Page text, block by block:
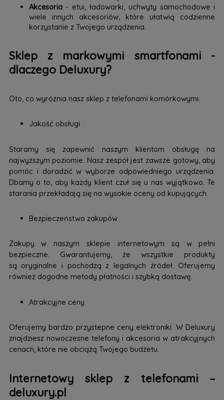
Akcesoria- etui, ładowarki, uchwyty samochodowe i
wiele innych akcesoriów, które ułatwią codzienne
korzystanie z Twojego urządzenia.
Sklep z markowymi smartfonami -
dlaczego Deluxury?
Oto, co wyróżnia nasz sklep z telefonami komórkowymi:
Jakość obsługi
Staramy się zapewnić naszym klientom obsługę na
najwyższym poziomie. Nasz zespół jest zawsze gotowy, aby
pomóc i doradzić w wyborze odpowiedniego urządzenia.
Dbamy o to, aby każdy klient czuł się u nas wyjątkowo. Te
starania przekładają się na wysokie oceny od kupujących.
Bezpieczeństwo zakupów
Zakupy w naszym sklepie internetowym są w pełni
bezpieczne. Gwarantujemy, że wszystkie produkty
są oryginalne i pochodzą z legalnych źródeł. Oferujemy
również dogodne metody płatności i szybką dostawę.
Atrakcyjne ceny
Oferujemy bardzo przystepne ceny elektroniki. W Deluxury
znajdziesz nowoczesne telefony i akcesoria w atrakcyjnych
cenach, które nie obciążą Twojego budżetu.
Internetowy sklep z telefonami –
deluxury.pl